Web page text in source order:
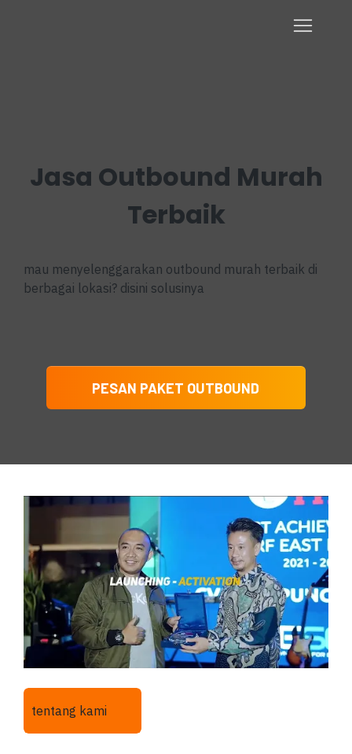
Jasa Outbound Murah
Terbaik
mau menyelenggarakan outbound murah terbaik di
berbagai lokasi? disini solusinya
PESAN PAKET OUTBOUND
tentang kami